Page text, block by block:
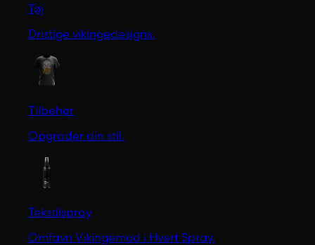
Tøj
Dristige vikingedesigns.
Tilbehør
Opgrader din stil.
Tekstilspray
Omfavn Vikingemod i Hvert Spray.